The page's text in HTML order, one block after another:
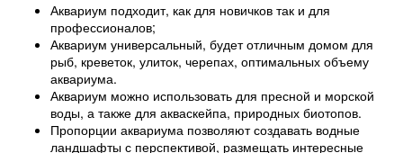
Аквариум подходит, как для новичков так и для
профессионалов;
Аквариум универсальный, будет отличным домом для
рыб, креветок, улиток, черепах, оптимальных объему
аквариума.
Аквариум можно использовать для пресной и морской
воды, а также для акваскейпа, природных биотопов.
Пропорции аквариума позволяют создавать водные
ландшафты с перспективой, размещать интересные